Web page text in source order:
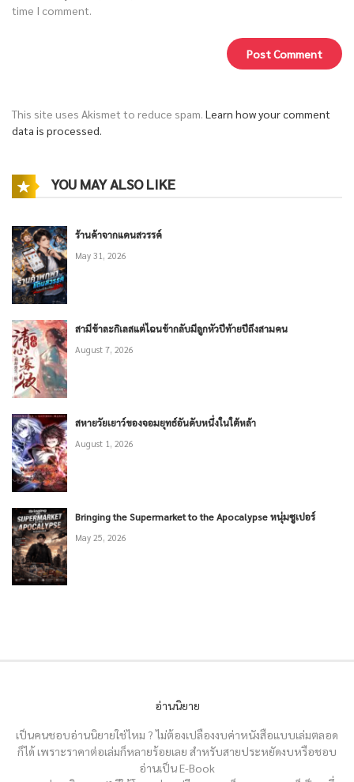
time I comment.
This site uses Akismet to reduce spam. Learn how your comment
data is processed.
YOU MAY ALSO LIKE
ร้านค้าจากแดนสวรรค์
May 31, 2026
สามีข้าละกิเลสแต่ไฉนข้ากลับมีลูกหัวปีท้ายปีถึงสามคน
August 7, 2026
สหายวัยเยาว์ของจอมยุทธ์อันดับหนึ่งในใต้หล้า
August 1, 2026
Bringing the Supermarket to the Apocalypse หนุ่มซูเปอร์
May 25, 2026
อ่านนิยาย
เป็นคนชอบอ่านนิยายใช่ไหม ? ไม่ต้องเปลืองงบค่าหนังสือแบบเล่มตลอด
ก็ได้ เพราะราคาต่อเล่มก็หลายร้อยเลย สำหรับสายประหยัดงบหรือชอบ
อ่านเป็น E-Book